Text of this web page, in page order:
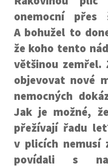
onemocní přes
A bohužel to
že koho tento
většinou zemřel.
objevovat nové
nemocných
Jak je možné,
přežívají řadu
v plicích nemusí
povídali s